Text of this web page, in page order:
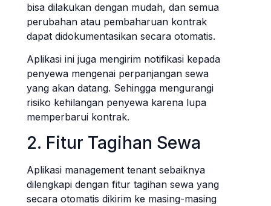
bisa dilakukan dengan mudah, dan semua
perubahan atau pembaharuan kontrak
dapat didokumentasikan secara otomatis.
Aplikasi ini juga mengirim notifikasi kepada
penyewa mengenai perpanjangan sewa
yang akan datang. Sehingga mengurangi
risiko kehilangan penyewa karena lupa
memperbarui kontrak.
2. Fitur Tagihan Sewa
Aplikasi management tenant sebaiknya
dilengkapi dengan fitur tagihan sewa yang
secara otomatis dikirim ke masing-masing